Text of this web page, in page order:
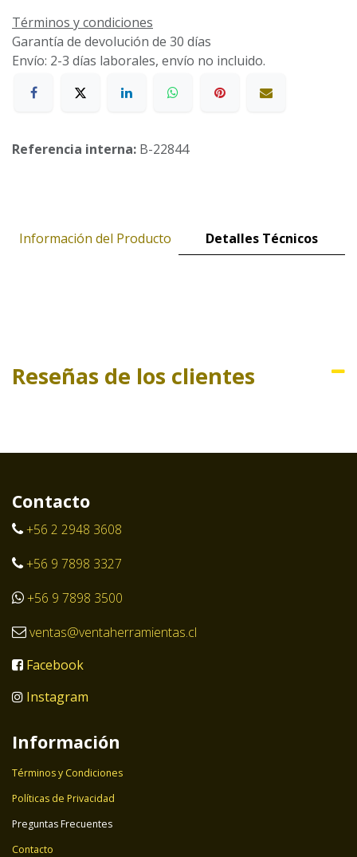
Términos y condiciones
Garantía de devolución de 30 días
Envío: 2-3 días laborales, envío no incluido.
Referencia interna: B-22844
Información del Producto Detalles Técnicos
Reseñas de los clientes
Contacto
+56 2 2948 3608
+56 9 7898 3327
+56 9 7898 3500
ventas@ventaherramientas.cl
Facebook
Instagram
Información
Términos y Condiciones
Políticas de Privacidad
Preguntas Frecuentes
Contacto